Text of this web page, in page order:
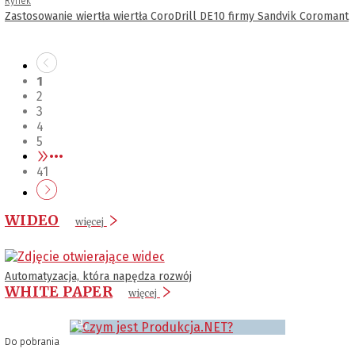
Zastosowanie wiertła wiertła CoroDrill DE10 firmy Sandvik Coromant
1
2
3
4
5
•••
41
WIDEO więcej
Automatyzacja, która napędza rozwój
WHITE PAPER więcej
Do pobrania